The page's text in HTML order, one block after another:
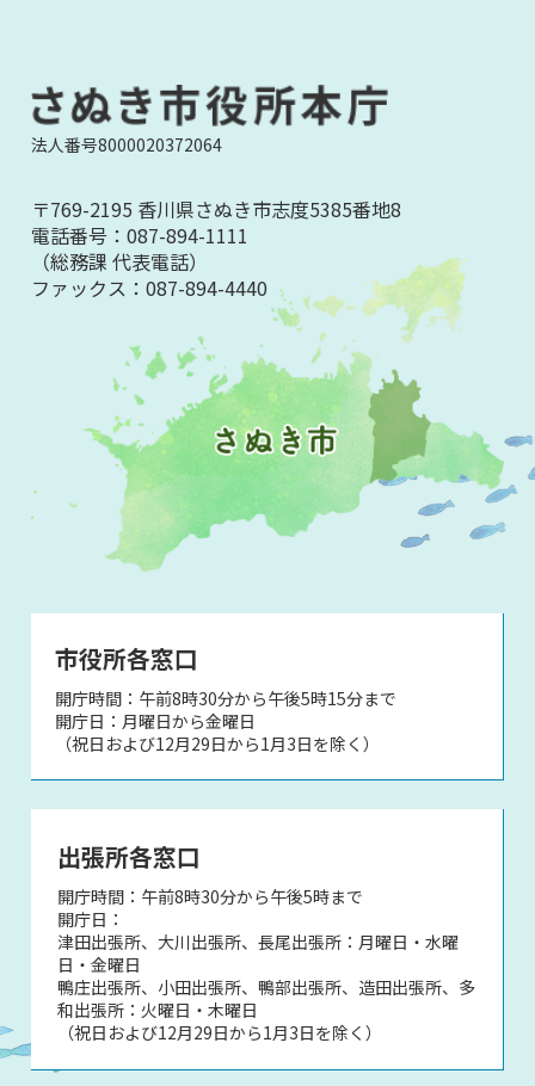
法人番号8000020372064
〒769-2195 香川県さぬき市志度5385番地8
電話番号：087-894-1111
（総務課 代表電話）
ファックス：087-894-4440
市役所各窓口
開庁時間：午前8時30分から午後5時15分まで
開庁日：月曜日から金曜日
（祝日および12月29日から1月3日を除く）
出張所各窓口
開庁時間：午前8時30分から午後5時まで
開庁日：
津田出張所、大川出張所、長尾出張所：月曜日・水曜
日・金曜日
鴨庄出張所、小田出張所、鴨部出張所、造田出張所、多
和出張所：火曜日・木曜日
（祝日および12月29日から1月3日を除く）